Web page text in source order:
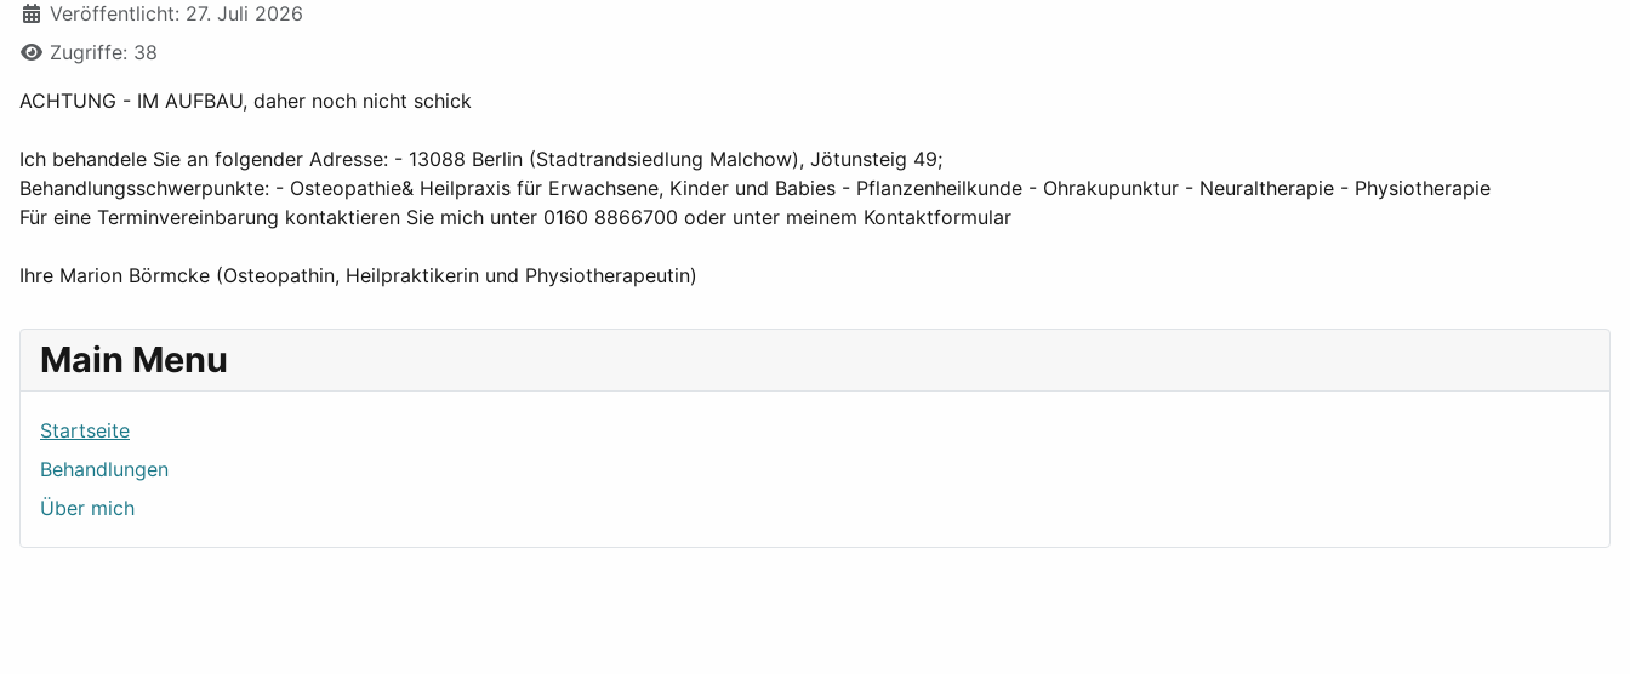
Veröffentlicht: 27. Juli 2026
Zugriffe: 38
ACHTUNG - IM AUFBAU, daher noch nicht schick
Ich behandele Sie an folgender Adresse: - 13088 Berlin (Stadtrandsiedlung Malchow), Jötunsteig 49;
Behandlungsschwerpunkte: - Osteopathie& Heilpraxis für Erwachsene, Kinder und Babies - Pflanzenheilkunde - Ohrakupunktur - Neuraltherapie - Physiotherapie
Für eine Terminvereinbarung kontaktieren Sie mich unter 0160 8866700 oder unter meinem Kontaktformular
Ihre Marion Börmcke (Osteopathin, Heilpraktikerin und Physiotherapeutin)
Main Menu
Startseite
Behandlungen
Über mich